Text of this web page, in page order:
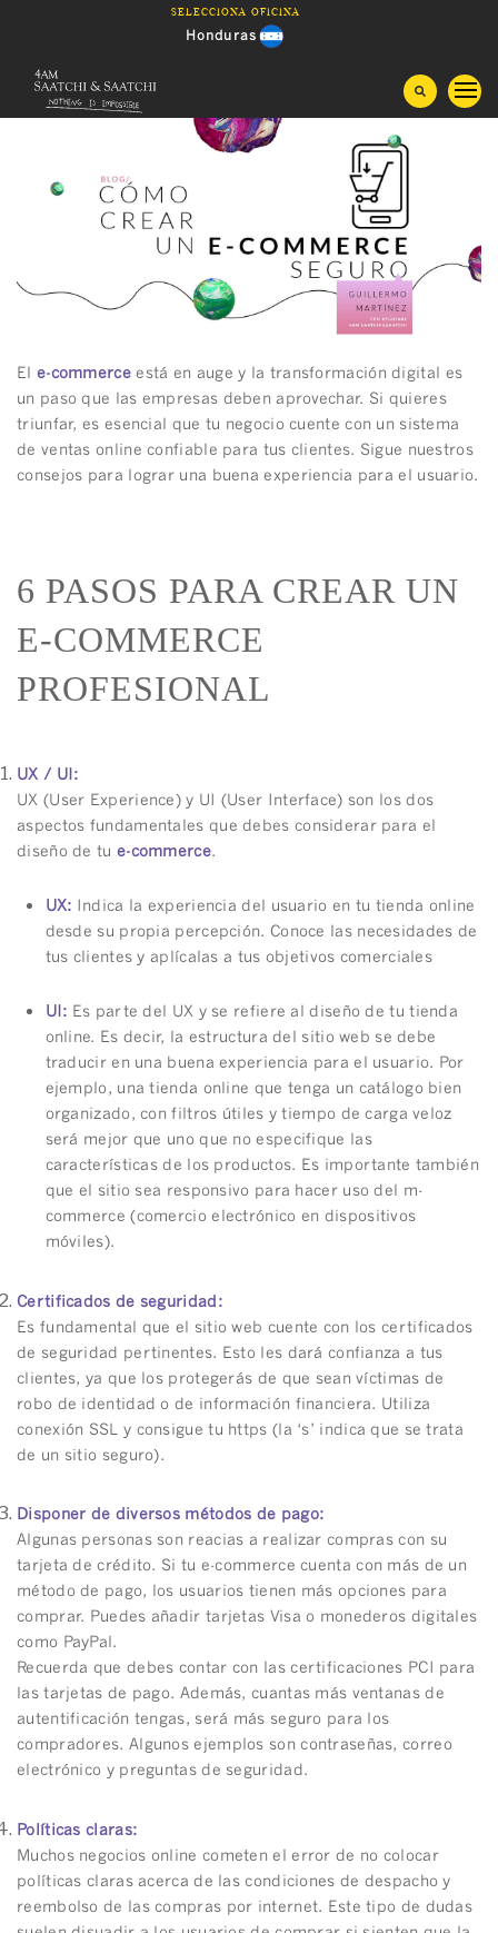
Selecciona oficina
Honduras
Costa Rica
Panama
El Salvador
El e-commerceestá en auge y la transformación digital es
un paso que las empresas deben aprovechar. Si quieres
triunfar, es esencial que tu negocio cuente con un sistema
de ventas online confiable para tus clientes. Sigue nuestros
consejos para lograr una buena experiencia para el usuario.
6 PASOS PARA CREAR UN
E-COMMERCE
PROFESIONAL
UX / UI:
UX (User Experience) y UI (User Interface) son los dos
aspectos fundamentales que debes considerar para el
diseño de tu e-commerce.
UX: Indica la experiencia del usuario en tu tienda online
desde su propia percepción. Conoce las necesidades de
tus clientes y aplícalas a tus objetivos comerciales
UI: Es parte del UX y se refiere al diseño de tu tienda
online. Es decir, la estructura del sitio web se debe
traducir en una buena experiencia para el usuario. Por
ejemplo, una tienda online que tenga un catálogo bien
organizado, con filtros útiles y tiempo de carga veloz
será mejor que uno que no especifique las
características de los productos. Es importante también
que el sitio sea responsivo para hacer uso del m-
commerce (comercio electrónico en dispositivos
móviles).
Certificados de seguridad:
Es fundamental que el sitio web cuente con los certificados
de seguridad pertinentes. Esto les dará confianza a tus
clientes, ya que los protegerás de que sean víctimas de
robo de identidad o de información financiera. Utiliza
conexión SSL y consigue tu https (la ‘s’ indica que se trata
de un sitio seguro).
Disponer de diversos métodos de pago:
Algunas personas son reacias a realizar compras con su
tarjeta de crédito. Si tu e-commerce cuenta con más de un
método de pago, los usuarios tienen más opciones para
comprar. Puedes añadir tarjetas Visa o monederos digitales
como PayPal.
Recuerda que debes contar con las certificaciones PCI para
las tarjetas de pago. Además, cuantas más ventanas de
autentificación tengas, será más seguro para los
compradores. Algunos ejemplos son contraseñas, correo
electrónico y preguntas de seguridad.
Políticas claras:
Muchos negocios online cometen el error de no colocar
políticas claras acerca de las condiciones de despacho y
reembolso de las compras por internet. Este tipo de dudas